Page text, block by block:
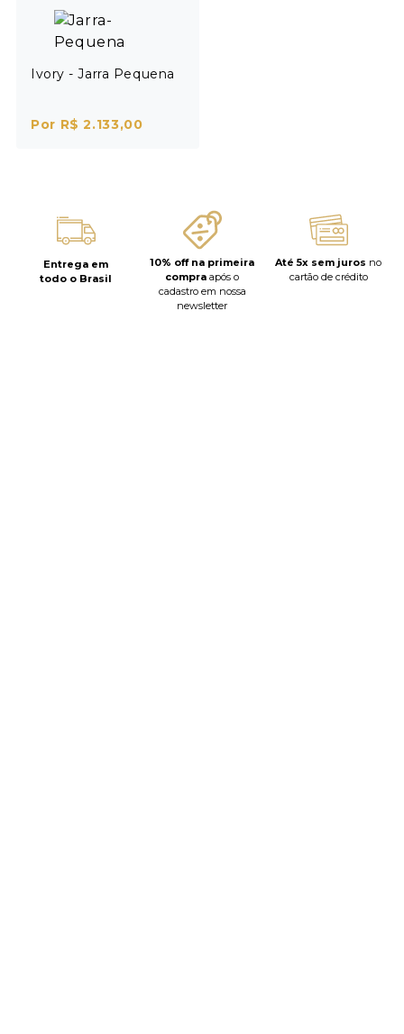
Ivory - Jarra Pequena
Por R$ 2.133,00
Entrega em
todo o Brasil
10% off na primeira
compra após o
cadastro em nossa
newsletter
Até 5x sem juros no
cartão de crédito